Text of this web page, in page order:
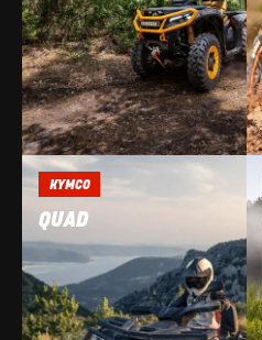
KYMCO
QUAD